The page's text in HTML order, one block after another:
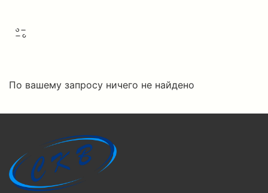
По вашему запросу ничего не найдено